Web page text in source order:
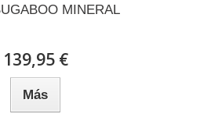
MINERAL
139,95 €
Más